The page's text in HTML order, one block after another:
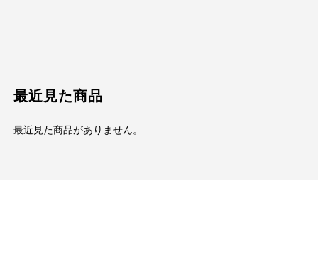
最近見た商品
最近見た商品がありません。